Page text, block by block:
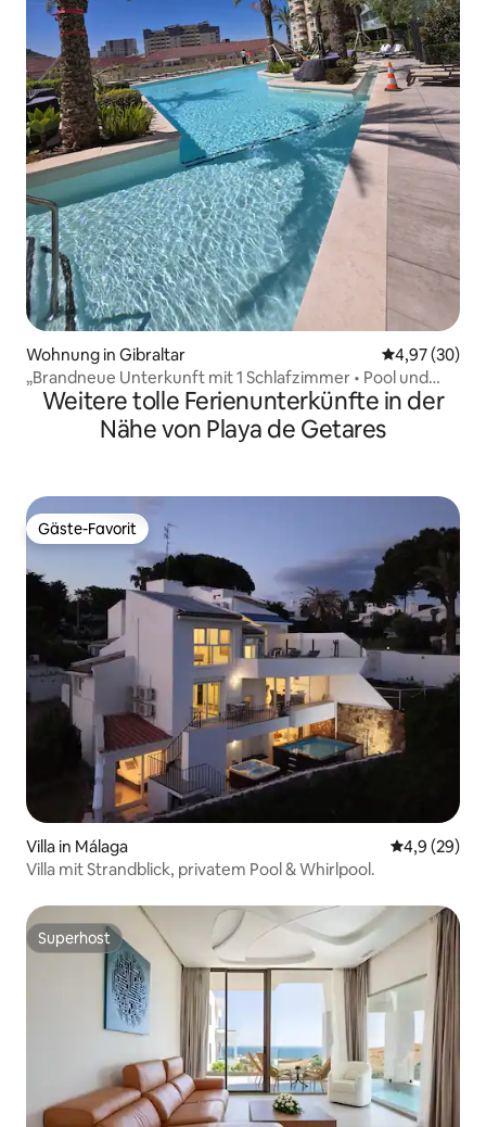
Wohnung in Gibraltar
4,97 (30)
„Brandneue Unterkunft mit 1 Schlafzimmer • Pool und
Whirlpool • Parkplatz vor Ort“
Weitere tolle Ferienunterkünfte in der
Nähe von Playa de Getares
Gäste-Favorit
Gäste-Favorit
Villa in Málaga
4,9 (29)
Villa mit Strandblick, privatem Pool & Whirlpool.
Superhost
Superhost